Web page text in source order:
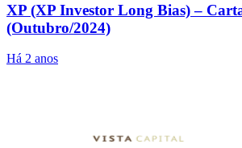
XP (XP Investor Long Bias) –
(Outubro/2024)
Há 2 anos